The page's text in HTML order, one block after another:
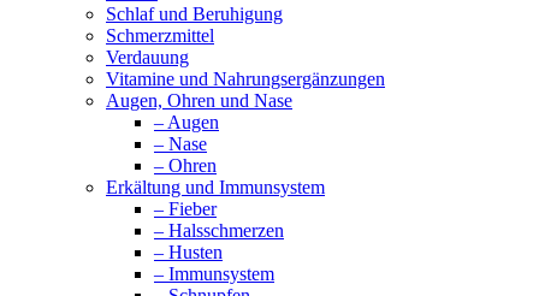
Schlaf und Beruhigung
Schmerzmittel
Verdauung
Vitamine und Nahrungsergänzungen
Augen, Ohren und Nase
– Augen
– Nase
– Ohren
Erkältung und Immunsystem
– Fieber
– Halsschmerzen
– Husten
– Immunsystem